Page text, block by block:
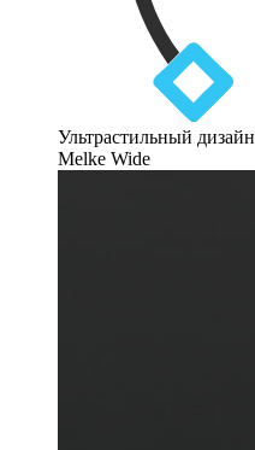
Ультрастильный дизайн
Melke Wide